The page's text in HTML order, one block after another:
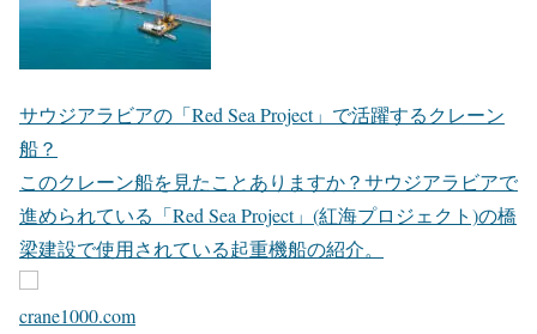
サウジアラビアの「Red Sea Project」で活躍するクレーン
船？
このクレーン船を見たことありますか？サウジアラビアで
進められている「Red Sea Project」(紅海プロジェクト)の橋
梁建設で使用されている起重機船の紹介。
crane1000.com